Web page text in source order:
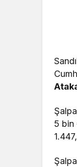
5 bin